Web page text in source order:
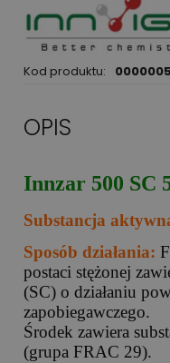
Kod produktu:
OPIS
Innzar 500 SC
Substancja
Sposób działania:
postaci stężonej
(SC) o działaniu
zapobiegawczego.
Środek zawiera
(grupa FRAC 29).